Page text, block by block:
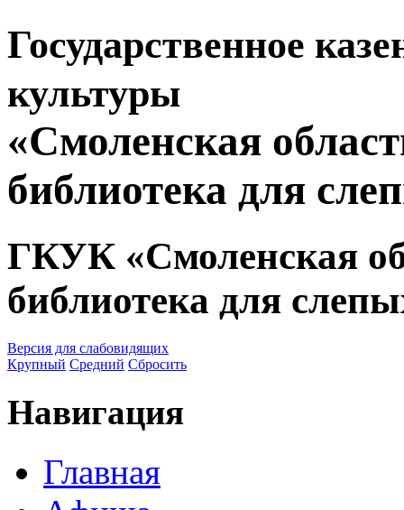
Государственное
культуры
«Смоленская
библиотека для
ГКУК «Смоленская
библиотека для
Версия для слабовидящих
Крупный Средний Сбросить
Навигация
Главная